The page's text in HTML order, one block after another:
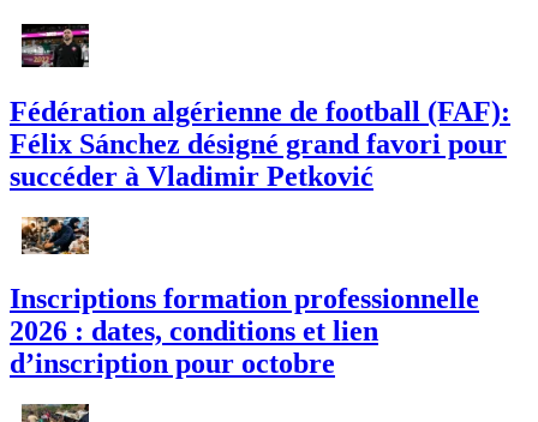
Fédération algérienne de football (FAF):
Félix Sánchez désigné grand favori pour
succéder à Vladimir Petković
Inscriptions formation professionnelle
2026 : dates, conditions et lien
d’inscription pour octobre